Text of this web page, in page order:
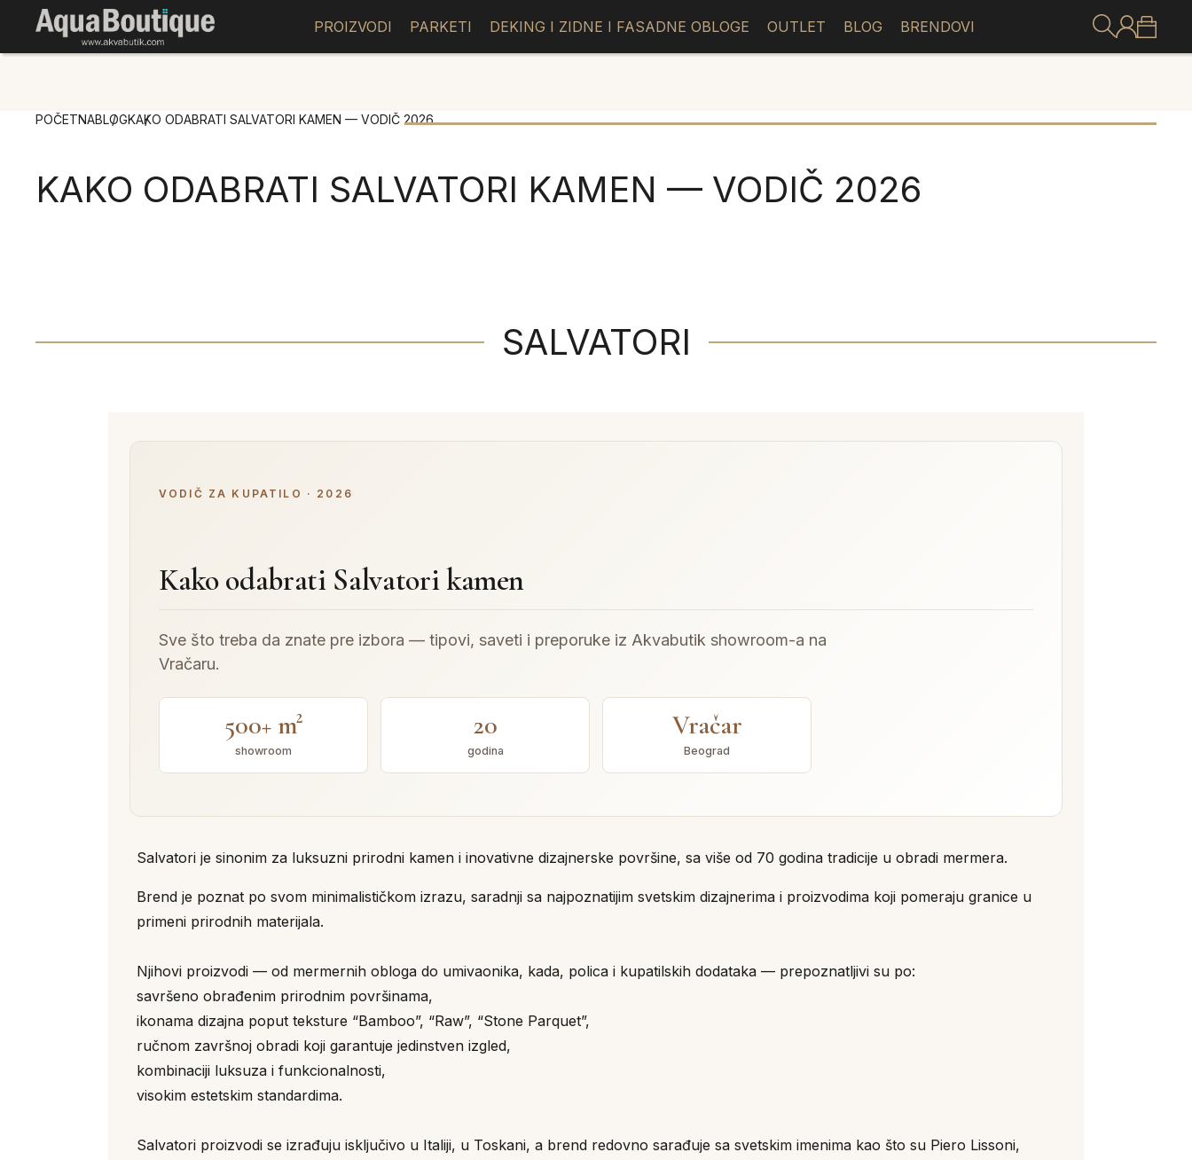
PROIZVODI PARKETI DEKING I ZIDNE I FASADNE OBLOGE OUTLET BLOG BRENDOVI
POČETNABLOGKAKO ODABRATI SALVATORI KAMEN — VODIČ 2026
KAKO ODABRATI SALVATORI KAMEN — VODIČ 2026
SALVATORI
VODIČ ZA KUPATILO · 2026
Kako odabrati Salvatori kamen
Sve što treba da znate pre izbora — tipovi, saveti i preporuke iz Akvabutik showroom-a na
Vračaru.
500+ m²
showroom
20
godina
Vračar
Beograd
Salvatori je sinonim za luksuzni prirodni kamen i inovativne dizajnerske površine, sa više od 70 godina tradicije u obradi mermera.
Brend je poznat po svom minimalističkom izrazu, saradnji sa najpoznatijim svetskim dizajnerima i proizvodima koji pomeraju granice u
primeni prirodnih materijala.
Njihovi proizvodi — od mermernih obloga do umivaonika, kada, polica i kupatilskih dodataka — prepoznatljivi su po:
savršeno obrađenim prirodnim površinama,
ikonama dizajna poput teksture “Bamboo”, “Raw”, “Stone Parquet”,
ručnom završnoj obradi koji garantuje jedinstven izgled,
kombinaciji luksuza i funkcionalnosti,
visokim estetskim standardima.
Salvatori proizvodi se izrađuju isključivo u Italiji, u Toskani, a brend redovno sarađuje sa svetskim imenima kao što su Piero Lissoni,